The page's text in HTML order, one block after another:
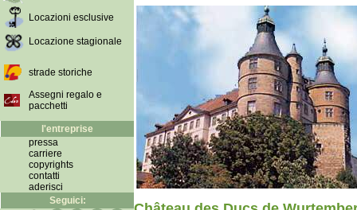
Locazioni esclusive
Locazione stagionale
strade storiche
Assegni regalo e
pacchetti
l'entreprise
pressa
carriere
copyrights
contatti
aderisci
Seguici: